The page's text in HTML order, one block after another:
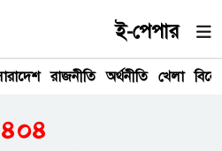
ই-পেপার
রাজনীতি অর্থনীতি খেলা
৪০৪